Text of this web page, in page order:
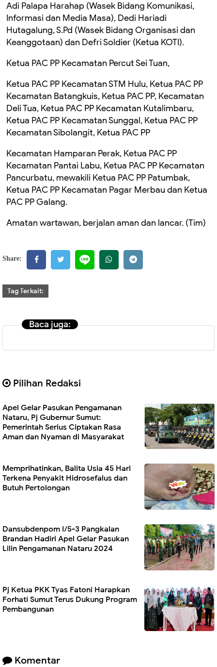
Adi Palapa Harahap (Wasek Bidang Komunikasi,
Informasi dan Media Masa), Dedi Hariadi
Hutagalung, S.Pd (Wasek Bidang Organisasi dan
Keanggotaan) dan Defri Soldier (Ketua KOTI).
Ketua PAC PP Kecamatan Percut Sei Tuan,
Ketua PAC PP Kecamatan STM Hulu, Ketua PAC PP
Kecamatan Batangkuis, Ketua PAC PP, Kecamatan
Deli Tua, Ketua PAC PP Kecamatan Kutalimbaru,
Ketua PAC PP Kecamatan Sunggal, Ketua PAC PP
Kecamatan Sibolangit, Ketua PAC PP
Kecamatan Hamparan Perak, Ketua PAC PP
Kecamatan Pantai Labu, Ketua PAC PP Kecamatan
Pancurbatu, mewakili Ketua PAC PP Patumbak,
Ketua PAC PP Kecamatan Pagar Merbau dan Ketua
PAC PP Galang.
Amatan wartawan, berjalan aman dan lancar. (Tim)
Share:
Tag Terkait:
Baca juga:
Pilihan Redaksi
Apel Gelar Pasukan Pengamanan
Nataru, Pj Gubernur Sumut:
Pemerintah Serius Ciptakan Rasa
Aman dan Nyaman di Masyarakat
Memprihatinkan, Balita Usia 45 Hari
Terkena Penyakit Hidrosefalus dan
Butuh Pertolongan
Dansubdenpom I/5-3 Pangkalan
Brandan Hadiri Apel Gelar Pasukan
Lilin Pengamanan Nataru 2024
Pj Ketua PKK Tyas Fatoni Harapkan
Forhati Sumut Terus Dukung Program
Pembangunan
Komentar